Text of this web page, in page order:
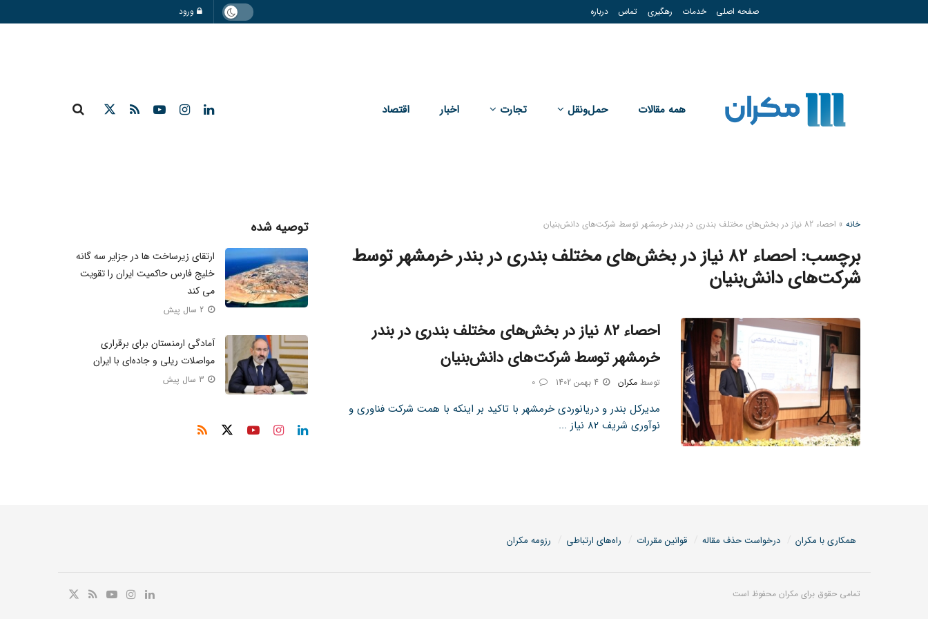
صفحه اصلی خدمات رهگیری تماس درباره ورود
همه مقالات حمل‌و‌نقل تجارت اخبار اقتصاد
خانه » احصاء 82 نیاز در بخش‌های مختلف بندری در بندر خرمشهر توسط شرکت‌های دانش‌بنیان
برچسب: احصاء 82 نیاز در بخش‌های مختلف بندری در بندر خرمشهر توسط
شرکت‌های دانش‌بنیان
احصاء 82 نیاز در بخش‌های مختلف بندری در بندر
خرمشهر توسط شرکت‌های دانش‌بنیان
توسط مکران 4 بهمن 1402 0
مدیرکل بندر و دریانوردی خرمشهر با تاکید بر اینکه با همت شرکت فناوری و
نوآوری شریف 82 نیاز ...
توصیه شده
ارتقای زیرساخت ها در جزایر سه گانه
خلیج فارس حاکمیت ایران را تقویت
می کند
2 سال پیش
آمادگی ارمنستان برای برقراری
مواصلات ریلی و جاده‌ای با ایران
3 سال پیش
همکاری با مکران درخواست حذف مقاله قوانین مقررات راه‌های ارتباطی رزومه مکران
تمامی حقوق برای مکران محفوظ است